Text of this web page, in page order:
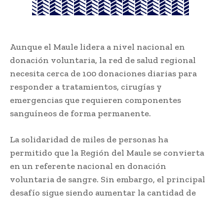
Aunque el Maule lidera a nivel nacional en
donación voluntaria, la red de salud regional
necesita cerca de 100 donaciones diarias para
responder a tratamientos, cirugías y
emergencias que requieren componentes
sanguíneos de forma permanente.
La solidaridad de miles de personas ha
permitido que la Región del Maule se convierta
en un referente nacional en donación
voluntaria de sangre. Sin embargo, el principal
desafío sigue siendo aumentar la cantidad de